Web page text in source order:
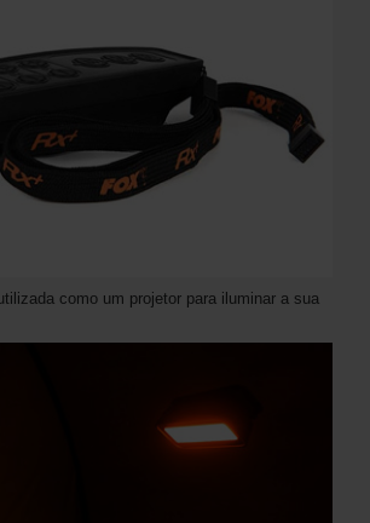
como um projetor para iluminar a sua